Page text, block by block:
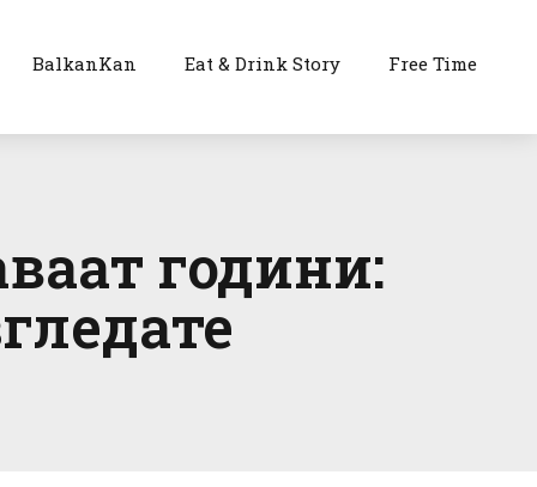
BalkanKan Eat & Drink Story Free Time
години: